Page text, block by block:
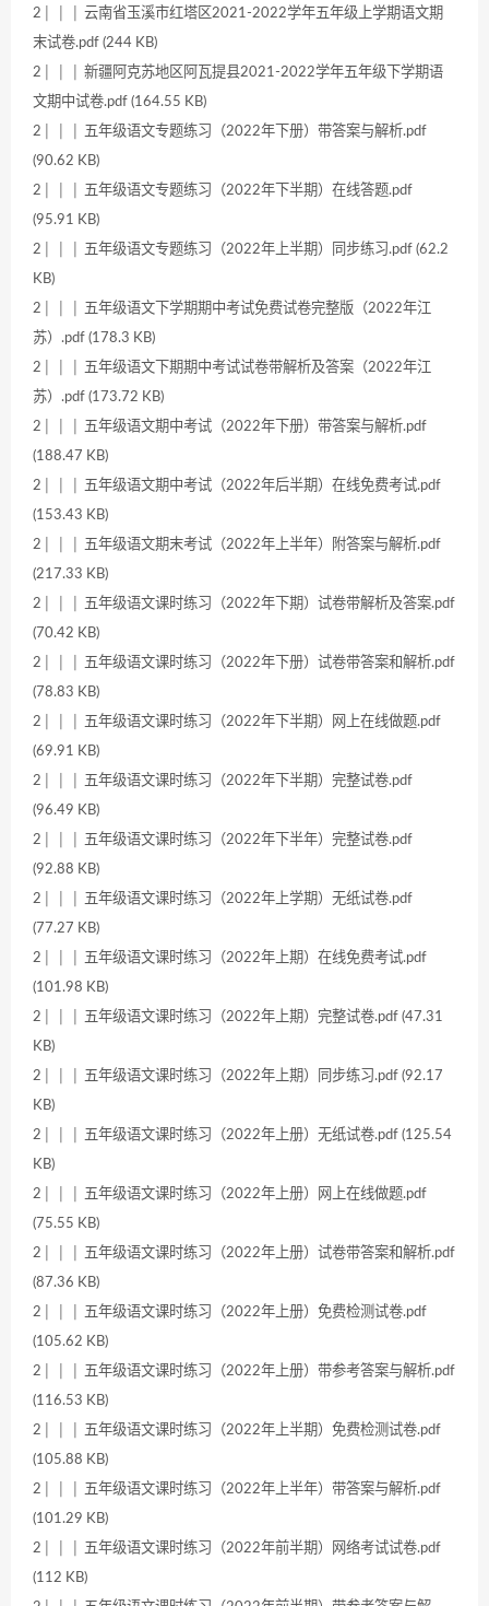
2│ │ │ 云南省玉溪市红塔区2021-2022学年五年级上学期语文期
末试卷.pdf (244 KB)
2│ │ │ 新疆阿克苏地区阿瓦提县2021-2022学年五年级下学期语
文期中试卷.pdf (164.55 KB)
2│ │ │ 五年级语文专题练习（2022年下册）带答案与解析.pdf
(90.62 KB)
2│ │ │ 五年级语文专题练习（2022年下半期）在线答题.pdf
(95.91 KB)
2│ │ │ 五年级语文专题练习（2022年上半期）同步练习.pdf (62.2
KB)
2│ │ │ 五年级语文下学期期中考试免费试卷完整版（2022年江
苏）.pdf (178.3 KB)
2│ │ │ 五年级语文下期期中考试试卷带解析及答案（2022年江
苏）.pdf (173.72 KB)
2│ │ │ 五年级语文期中考试（2022年下册）带答案与解析.pdf
(188.47 KB)
2│ │ │ 五年级语文期中考试（2022年后半期）在线免费考试.pdf
(153.43 KB)
2│ │ │ 五年级语文期末考试（2022年上半年）附答案与解析.pdf
(217.33 KB)
2│ │ │ 五年级语文课时练习（2022年下期）试卷带解析及答案.pdf
(70.42 KB)
2│ │ │ 五年级语文课时练习（2022年下册）试卷带答案和解析.pdf
(78.83 KB)
2│ │ │ 五年级语文课时练习（2022年下半期）网上在线做题.pdf
(69.91 KB)
2│ │ │ 五年级语文课时练习（2022年下半期）完整试卷.pdf
(96.49 KB)
2│ │ │ 五年级语文课时练习（2022年下半年）完整试卷.pdf
(92.88 KB)
2│ │ │ 五年级语文课时练习（2022年上学期）无纸试卷.pdf
(77.27 KB)
2│ │ │ 五年级语文课时练习（2022年上期）在线免费考试.pdf
(101.98 KB)
2│ │ │ 五年级语文课时练习（2022年上期）完整试卷.pdf (47.31
KB)
2│ │ │ 五年级语文课时练习（2022年上期）同步练习.pdf (92.17
KB)
2│ │ │ 五年级语文课时练习（2022年上册）无纸试卷.pdf (125.54
KB)
2│ │ │ 五年级语文课时练习（2022年上册）网上在线做题.pdf
(75.55 KB)
2│ │ │ 五年级语文课时练习（2022年上册）试卷带答案和解析.pdf
(87.36 KB)
2│ │ │ 五年级语文课时练习（2022年上册）免费检测试卷.pdf
(105.62 KB)
2│ │ │ 五年级语文课时练习（2022年上册）带参考答案与解析.pdf
(116.53 KB)
2│ │ │ 五年级语文课时练习（2022年上半期）免费检测试卷.pdf
(105.88 KB)
2│ │ │ 五年级语文课时练习（2022年上半年）带答案与解析.pdf
(101.29 KB)
2│ │ │ 五年级语文课时练习（2022年前半期）网络考试试卷.pdf
(112 KB)